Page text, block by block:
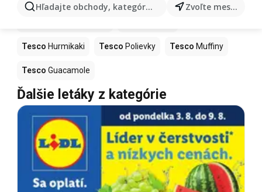
Hľadajte obchody, kategórie, produkty... Zvoľte mesto
Tesco Hurmikaki Tesco Polievky Tesco Muffiny
Tesco Guacamole
Ďalšie letáky z kategórie